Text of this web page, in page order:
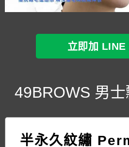
立即加 LINE
49BROWS 男
半永久紋繡